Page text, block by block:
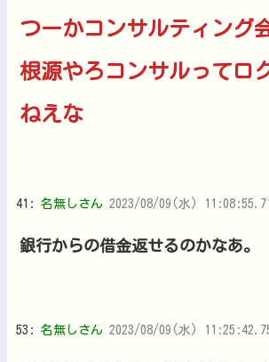
つーかコンサルティング
根源やろコンサルってロ
ねえな
41: 名無しさん 2023/08/09(水)
銀行からの借金返せるのかなあ。
53: 名無しさん 2023/08/09(水) 11:25:42.75